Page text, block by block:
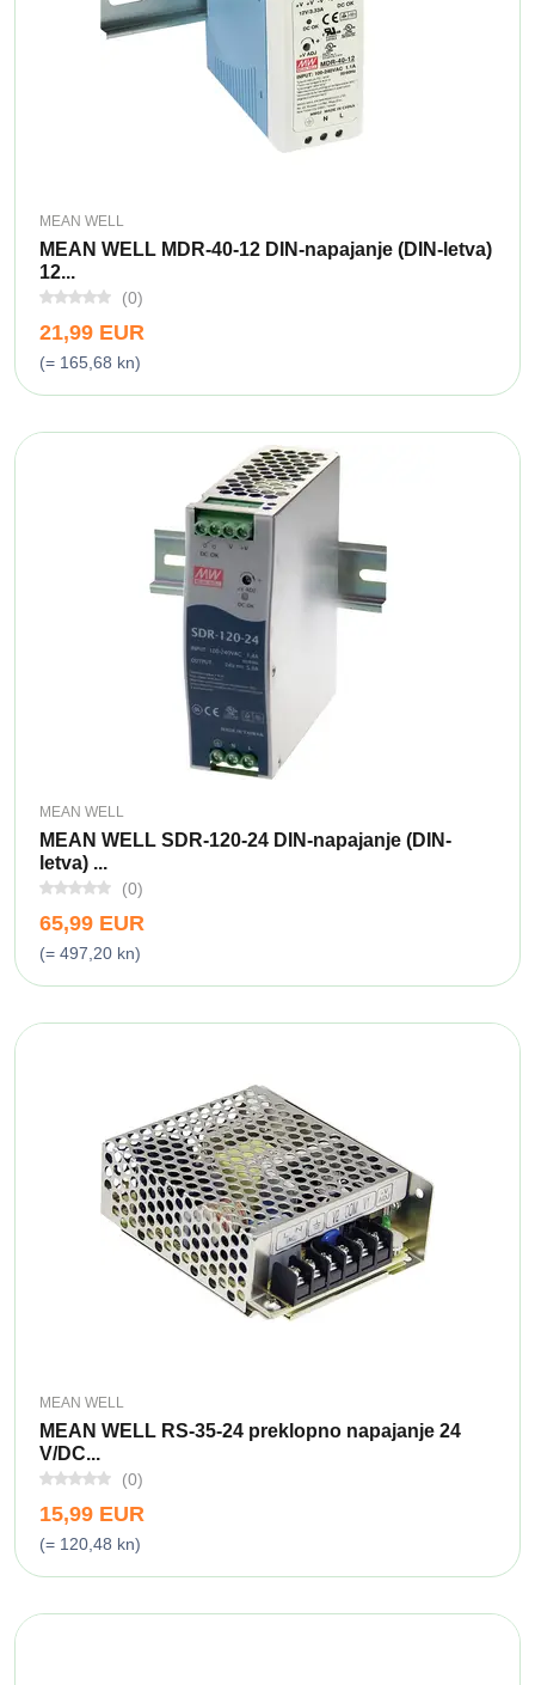
MEAN WELL
MEAN WELL MDR-40-12 DIN-napajanje (DIN-letva)
12...
(0)
21,99 EUR
(= 165,68 kn)
MEAN WELL
MEAN WELL SDR-120-24 DIN-napajanje (DIN-
letva) ...
(0)
65,99 EUR
(= 497,20 kn)
MEAN WELL
MEAN WELL RS-35-24 preklopno napajanje 24
V/DC...
(0)
15,99 EUR
(= 120,48 kn)